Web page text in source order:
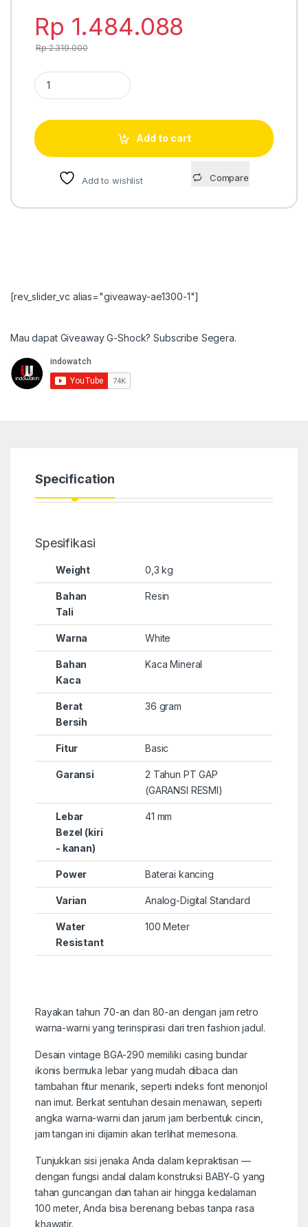
Rp 1.484.088
Rp2.319.000
Casio Baby-G BGA-290PA-7A quantity
Add to cart
Add to wishlist Compare
[rev_slider_vc alias="giveaway-ae1300-1"]
Mau dapat Giveaway G-Shock? Subscribe Segera.
Specification
Spesifikasi
Weight 0,3 kg
Bahan
Tali
Resin
Warna White
Bahan
Kaca
Kaca Mineral
Berat
Bersih
36 gram
Fitur Basic
Garansi
2 Tahun PT GAP
(GARANSI RESMI)
Lebar
Bezel (kiri
- kanan)
41 mm
Power Baterai kancing
Varian Analog-Digital Standard
Water
Resistant
100 Meter
Rayakan tahun 70-an dan 80-an dengan jam retro
warna-warni yang terinspirasi dari tren fashion jadul.
Desain vintage BGA-290 memiliki casing bundar
ikonis bermuka lebar yang mudah dibaca dan
tambahan fitur menarik, seperti indeks font menonjol
nan imut. Berkat sentuhan desain menawan, seperti
angka warna-warni dan jarum jam berbentuk cincin,
jam tangan ini dijamin akan terlihat memesona.
Tunjukkan sisi jenaka Anda dalam kepraktisan —
dengan fungsi andal dalam konstruksi BABY-G yang
tahan guncangan dan tahan air hingga kedalaman
100 meter, Anda bisa berenang bebas tanpa rasa
khawatir.